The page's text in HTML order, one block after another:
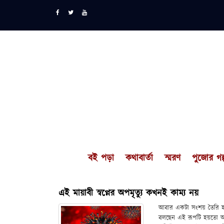
বই পড়া কথাবার্তা স্মরণ পুজোর
এই মায়াবী স্বপ্নের অপমৃত্যু কখনই কাম্য নয়
আবার একটা সংশয় তৈরি
বলছেন এই রূপটি হয়তো